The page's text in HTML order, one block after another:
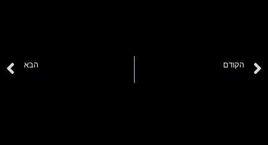
הקודם הבא